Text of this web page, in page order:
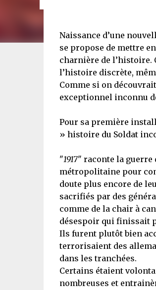
Naissance d’une
se propose de mettre
charnière de l’histoire.
l’histoire discrète,
Comme si on
exceptionnel inconnu
Pour sa première
» histoire du Soldat
"1917" raconte la guerre
métropolitaine pour
doute plus encore de
sacrifiés par des
comme de la chair à
désespoir qui finissait
Ils furent plutôt bien
terrorisaient des
dans les tranchées.
Certains étaient
nombreuses et